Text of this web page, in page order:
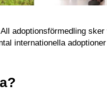
adoptionsförmedling
internationella